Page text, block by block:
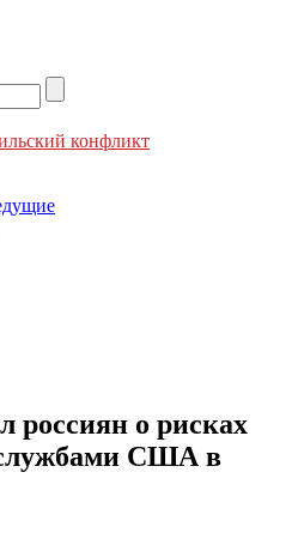
конфликт
о рисках
США в